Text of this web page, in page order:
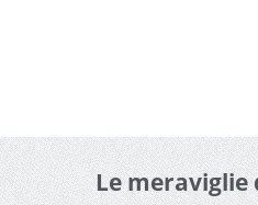
Le meraviglie